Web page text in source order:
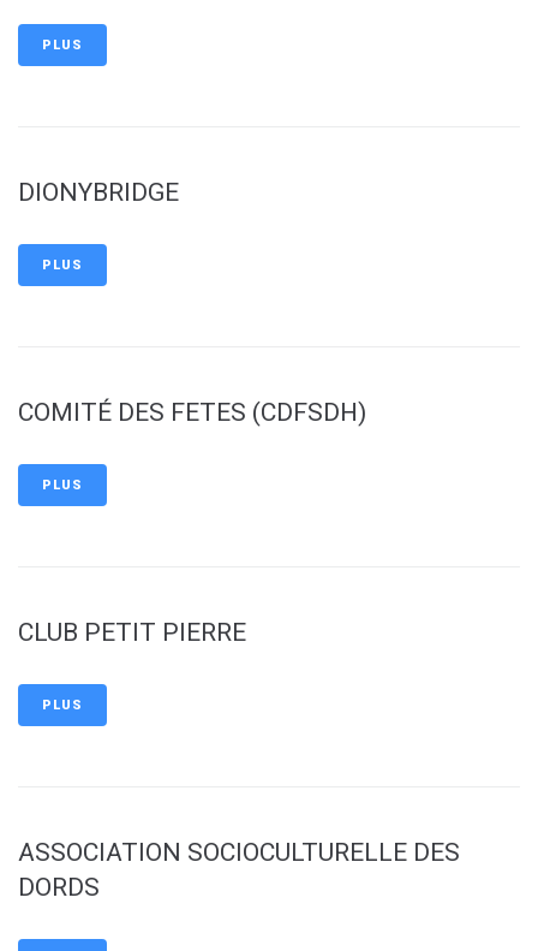
PLUS
DIONYBRIDGE
PLUS
COMITÉ DES FETES (CDFSDH)
PLUS
CLUB PETIT PIERRE
PLUS
ASSOCIATION SOCIOCULTURELLE DES
DORDS